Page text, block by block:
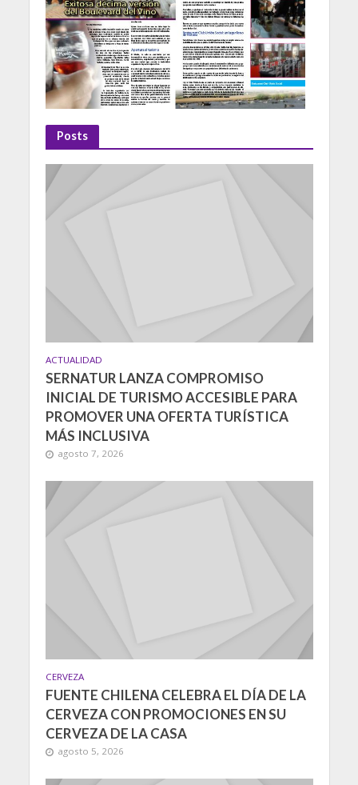
Posts
ACTUALIDAD
SERNATUR LANZA COMPROMISO
INICIAL DE TURISMO ACCESIBLE PARA
PROMOVER UNA OFERTA TURÍSTICA
MÁS INCLUSIVA
agosto 7, 2026
CERVEZA
FUENTE CHILENA CELEBRA EL DÍA DE LA
CERVEZA CON PROMOCIONES EN SU
CERVEZA DE LA CASA
agosto 5, 2026